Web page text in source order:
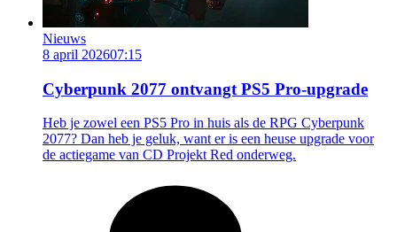
Nieuws
8 april 202607:15
Cyberpunk 2077 ontvangt PS5 Pro-upgrade
Heb je zowel een PS5 Pro in huis als de RPG Cyberpunk
2077? Dan heb je geluk, want er is een heuse upgrade voor
de actiegame van CD Projekt Red onderweg.